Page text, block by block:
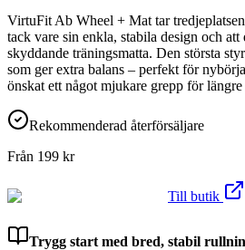
VirtuFit Ab Wheel + Mat tar
tack vare sin enkla, stabila design och att
skyddande träningsmatta. Den största
som ger extra balans – perfekt för
önskat ett något mjukare grepp för längre
Rekommenderad återförsäljare
Från 199 kr
Till butik
Trygg start med bred, stabil